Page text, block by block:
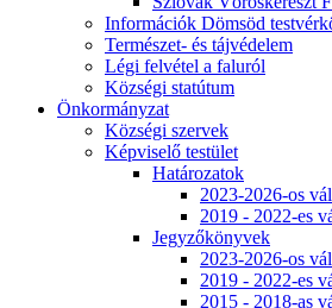
Információk Dömsöd
Természet- és tájvédelem
Légi felvétel a faluról
Községi statútum
Önkormányzat
Községi szervek
Képviselő testület
Határozatok
2023-2026-os
2019 - 2022-es
Jegyzőkönyvek
2023-2026-os
2019 - 2022-es
2015 - 2018-as